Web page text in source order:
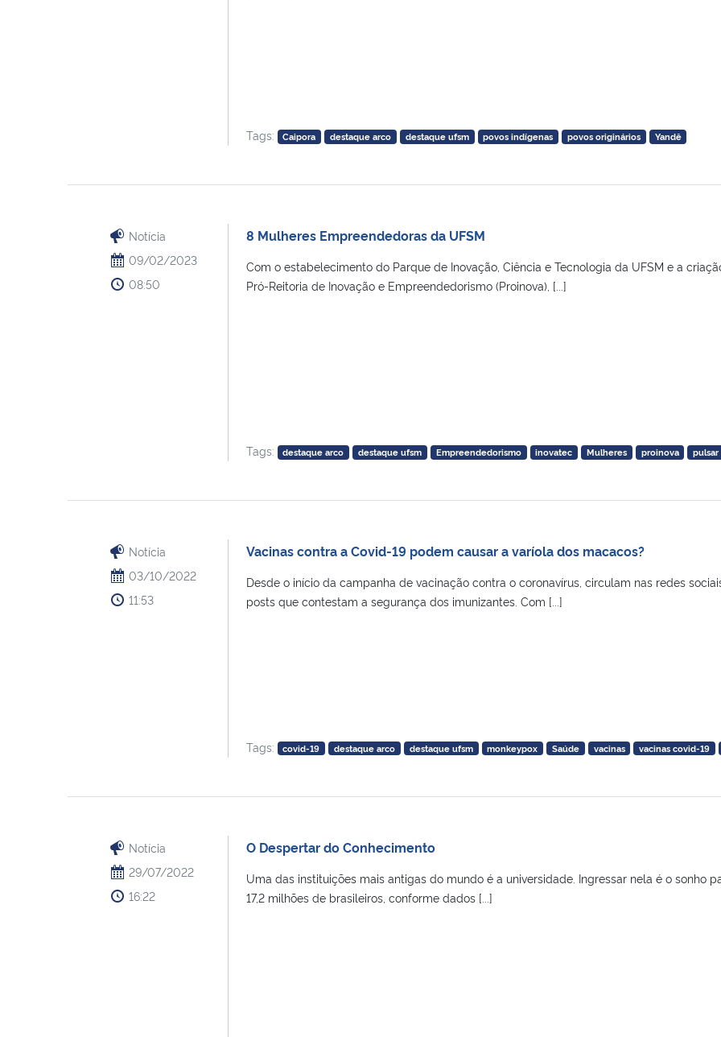
Tags: Caipora destaque arco destaque ufsm povos indígenas povos originários Yandê
Notícia
09/02/2023
08:50
8 Mulheres Empreendedoras da UFSM
Com o estabelecimento do Parque de Inovação, Ciência e Tecnologia da UFSM e a
Pró-Reitoria de Inovação e Empreendedorismo (Proinova), [...]
Tags: destaque arco destaque ufsm Empreendedorismo inovatec Mulheres proinova pulsar
Notícia
03/10/2022
11:53
Vacinas contra a Covid-19 podem causar a varíola dos macacos?
Desde o início da campanha de vacinação contra o coronavírus, circulam nas redes
posts que contestam a segurança dos imunizantes. Com [...]
Tags: covid-19 destaque arco destaque ufsm monkeypox Saúde vacinas vacinas covid-19
Notícia
29/07/2022
16:22
O Despertar do Conhecimento
Uma das instituições mais antigas do mundo é a universidade. Ingressar nela é o sonho
17,2 milhões de brasileiros, conforme dados [...]